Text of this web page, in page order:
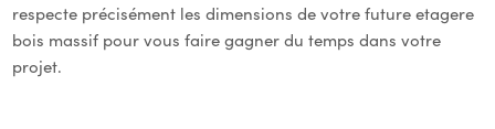
respecte précisément les dimensions de votre future etagere
bois massif pour vous faire gagner du temps dans votre
projet.